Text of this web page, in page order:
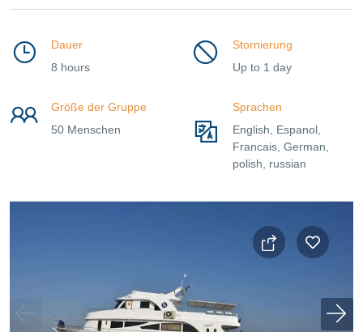
Dauer
8 hours
Stornierung
Up to 1 day
Größe der Gruppe
50 Menschen
Sprachen
English, Espanol,
Francais, German,
polish, russian